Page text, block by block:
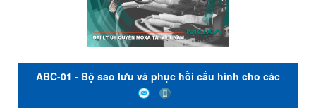
ABC-01 - Bộ sao lưu và phục hồi cấu hình cho các
thiết bị chuyển mạch Ethernet và AP / cầu nối / máy